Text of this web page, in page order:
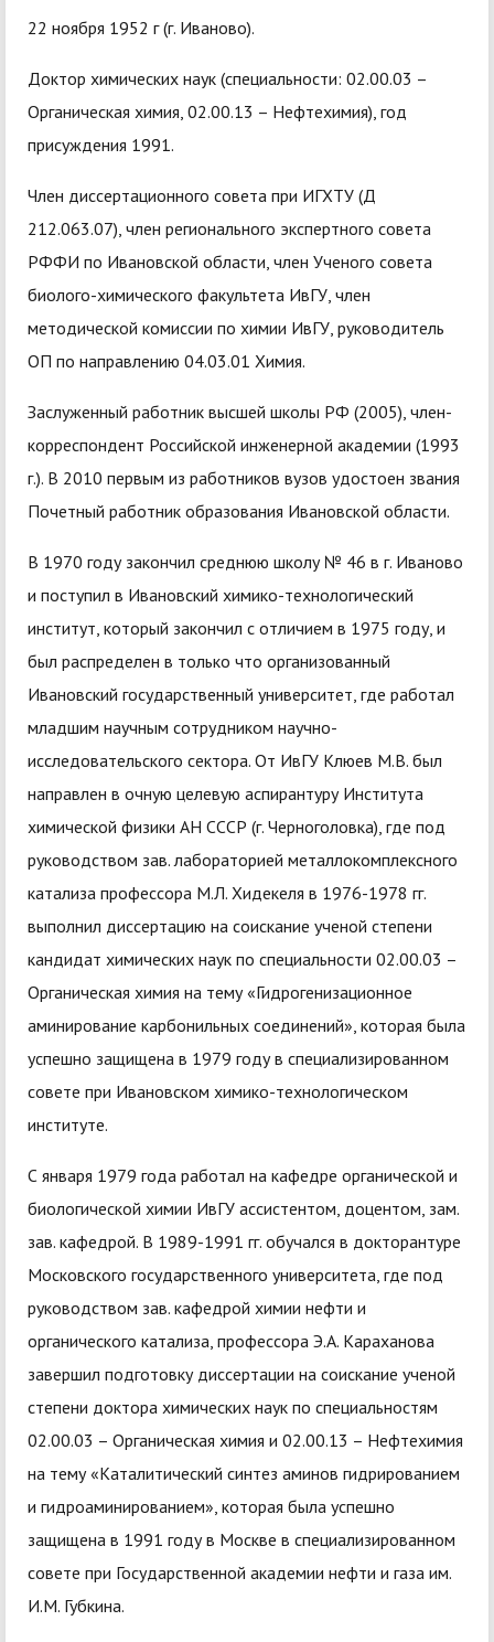
22 ноября 1952 г (г. Иваново).
Доктор химических наук (специальности: 02.00.03 –
Органическая химия, 02.00.13 – Нефтехимия), год
присуждения 1991.
Член диссертационного совета при ИГХТУ (Д
212.063.07), член регионального экспертного совета
РФФИ по Ивановской области, член Ученого совета
биолого-химического факультета ИвГУ, член
методической комиссии по химии ИвГУ, руководитель
ОП по направлению 04.03.01 Химия.
Заслуженный работник высшей школы РФ (2005), член-
корреспондент Российской инженерной академии (1993
г.). В 2010 первым из работников вузов удостоен звания
Почетный работник образования Ивановской области.
В 1970 году закончил среднюю школу № 46 в г. Иваново
и поступил в Ивановский химико-технологический
институт, который закончил с отличием в 1975 году, и
был распределен в только что организованный
Ивановский государственный университет, где работал
младшим научным сотрудником научно-
исследовательского сектора. От ИвГУ Клюев М.В. был
направлен в очную целевую аспирантуру Института
химической физики АН СССР (г. Черноголовка), где под
руководством зав. лабораторией металлокомплексного
катализа профессора М.Л. Хидекеля в 1976-1978 гг.
выполнил диссертацию на соискание ученой степени
кандидат химических наук по специальности 02.00.03 –
Органическая химия на тему «Гидрогенизационное
аминирование карбонильных соединений», которая была
успешно защищена в 1979 году в специализированном
совете при Ивановском химико-технологическом
институте.
С января 1979 года работал на кафедре органической и
биологической химии ИвГУ ассистентом, доцентом, зам.
зав. кафедрой. В 1989-1991 гг. обучался в докторантуре
Московского государственного университета, где под
руководством зав. кафедрой химии нефти и
органического катализа, профессора Э.А. Караханова
завершил подготовку диссертации на соискание ученой
степени доктора химических наук по специальностям
02.00.03 – Органическая химия и 02.00.13 – Нефтехимия
на тему «Каталитический синтез аминов гидрированием
и гидроаминированием», которая была успешно
защищена в 1991 году в Москве в специализированном
совете при Государственной академии нефти и газа им.
И.М. Губкина.